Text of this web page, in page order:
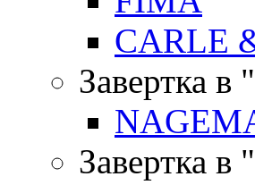
CARLE
Завертка
Завертка в